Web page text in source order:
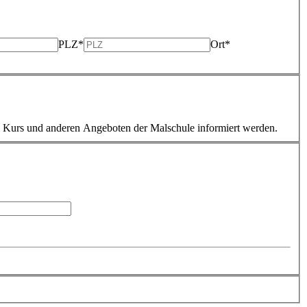
PLZ* Ort*
und anderen Angeboten der Malschule informiert werden.